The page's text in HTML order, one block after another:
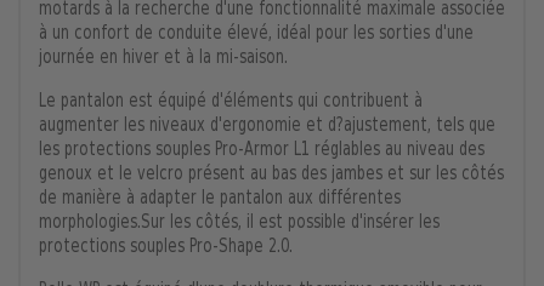
motards à la recherche d'une fonctionnalité maximale associée
à un confort de conduite élevé, idéal pour les sorties d'une
journée en hiver et à la mi-saison.
Le pantalon est équipé d'éléments qui contribuent à
augmenter les niveaux d'ergonomie et d?ajustement, tels que
les protections souples Pro-Armor L1 réglables au niveau des
genoux et le velcro présent au bas des jambes et sur les côtés
de manière à adapter le pantalon aux différentes
morphologies.Sur les côtés, il est possible d'insérer les
protections souples Pro-Shape 2.0.